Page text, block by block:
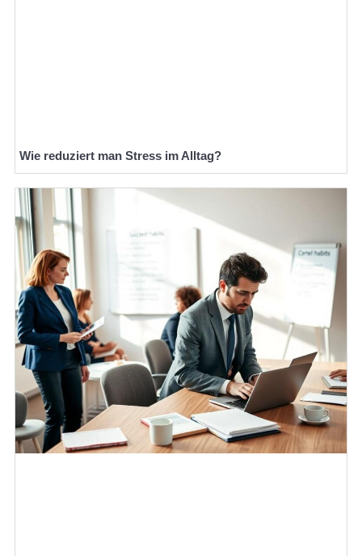
Wie reduziert man Stress im Alltag?